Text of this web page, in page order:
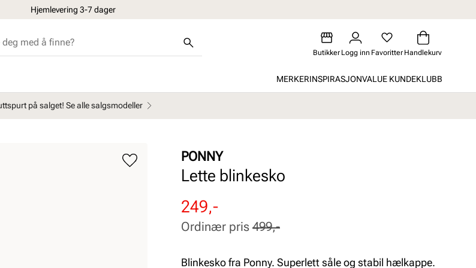
Hjemlevering 3-7 dager
Butikker Logg inn Favoritter Handlekurv
MERKERINSPIRASJONVALUE KUNDEKLUBB
på salget! Se alle salgsmodeller
PONNY
Lette blinkesko
Rabattert
pris
Pris
249,-
Ordinær
pris
Pris
Ordinær pris 499,-
Blinkesko fra Ponny. Superlett såle og stabil hælkappe.